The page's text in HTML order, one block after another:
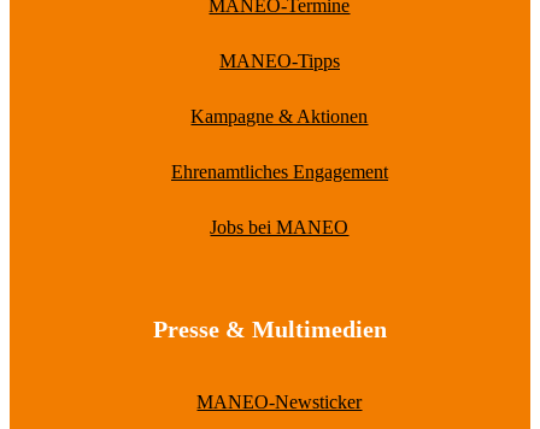
MANEO-Termine
MANEO-Tipps
Kampagne & Aktionen
Ehrenamtliches Engagement
Jobs bei MANEO
Presse & Multimedien
MANEO-Newsticker